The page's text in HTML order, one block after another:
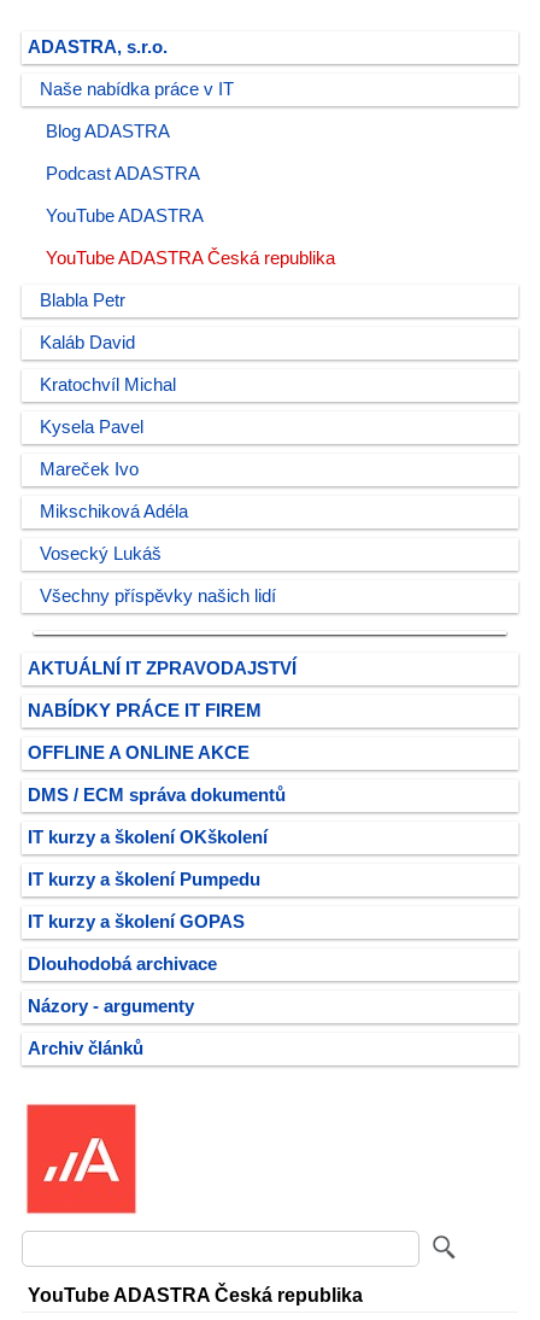
ADASTRA, s.r.o.
Naše nabídka práce v IT
Blog ADASTRA
Podcast ADASTRA
YouTube ADASTRA
YouTube ADASTRA Česká republika
Blabla Petr
Kaláb David
Kratochvíl Michal
Kysela Pavel
Mareček Ivo
Mikschiková Adéla
Vosecký Lukáš
Všechny příspěvky našich lidí
AKTUÁLNÍ IT ZPRAVODAJSTVÍ
NABÍDKY PRÁCE IT FIREM
OFFLINE A ONLINE AKCE
DMS / ECM správa dokumentů
IT kurzy a školení OKškolení
IT kurzy a školení Pumpedu
IT kurzy a školení GOPAS
Dlouhodobá archivace
Názory - argumenty
Archiv článků
YouTube ADASTRA Česká republika